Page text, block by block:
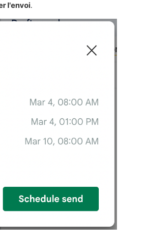
l'envoi.